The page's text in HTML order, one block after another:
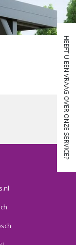
HEEFT U EEN VRAAG OVER ONZE SERVICE?